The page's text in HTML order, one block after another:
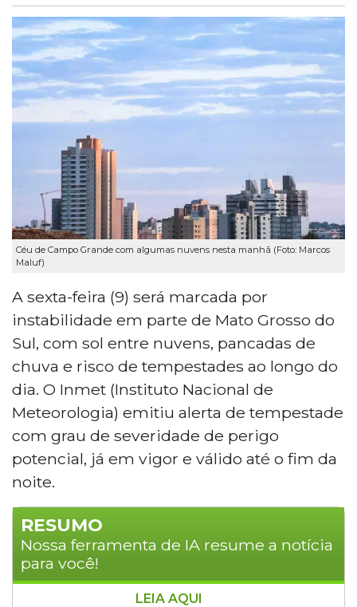
Céu de Campo Grande com algumas nuvens nesta manhã (Foto: Marcos
Maluf)
A sexta-feira (9) será marcada por
instabilidade em parte de Mato Grosso do
Sul, com sol entre nuvens, pancadas de
chuva e risco de tempestades ao longo do
dia. O Inmet (Instituto Nacional de
Meteorologia) emitiu alerta de tempestade
com grau de severidade de perigo
potencial, já em vigor e válido até o fim da
noite.
RESUMO
Nossa ferramenta de IA resume a notícia
para você!
LEIA AQUI